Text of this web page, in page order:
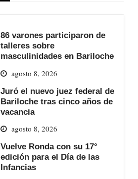
86 varones participaron de
talleres sobre
masculinidades en Bariloche
agosto 8, 2026
Juró el nuevo juez federal de
Bariloche tras cinco años de
vacancia
agosto 8, 2026
Vuelve Ronda con su 17°
edición para el Día de las
Infancias